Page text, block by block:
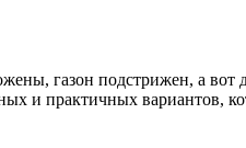
газон подстрижен, а
и практичных вариантов,